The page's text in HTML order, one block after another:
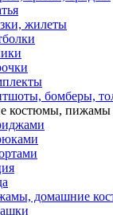
жилеты
бомберы,
костюмы, пижамы
домашние